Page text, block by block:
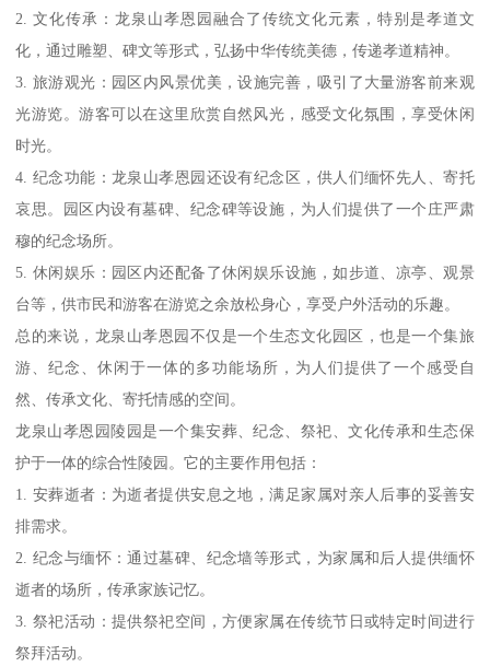
2. 文化传承：龙泉山孝恩园融合了传统文化元素，特别是孝道文
化，通过雕塑、碑文等形式，弘扬中华传统美德，传递孝道精神。
3. 旅游观光：园区内风景优美，设施完善，吸引了大量游客前来观
光游览。游客可以在这里欣赏自然风光，感受文化氛围，享受休闲
时光。
4. 纪念功能：龙泉山孝恩园还设有纪念区，供人们缅怀先人、寄托
哀思。园区内设有墓碑、纪念碑等设施，为人们提供了一个庄严肃
穆的纪念场所。
5. 休闲娱乐：园区内还配备了休闲娱乐设施，如步道、凉亭、观景
台等，供市民和游客在游览之余放松身心，享受户外活动的乐趣。
总的来说，龙泉山孝恩园不仅是一个生态文化园区，也是一个集旅
游、纪念、休闲于一体的多功能场所，为人们提供了一个感受自
然、传承文化、寄托情感的空间。
龙泉山孝恩园陵园是一个集安葬、纪念、祭祀、文化传承和生态保
护于一体的综合性陵园。它的主要作用包括：
1. 安葬逝者：为逝者提供安息之地，满足家属对亲人后事的妥善安
排需求。
2. 纪念与缅怀：通过墓碑、纪念墙等形式，为家属和后人提供缅怀
逝者的场所，传承家族记忆。
3. 祭祀活动：提供祭祀空间，方便家属在传统节日或特定时间进行
祭拜活动。